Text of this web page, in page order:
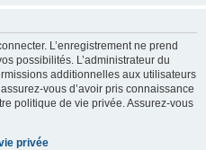
L’enregistrement ne prend
possibilités. L’administrateur du
additionnelles aux utilisateurs
vous d’avoir pris connaissance
politique de vie privée. Assurez-vous
privée